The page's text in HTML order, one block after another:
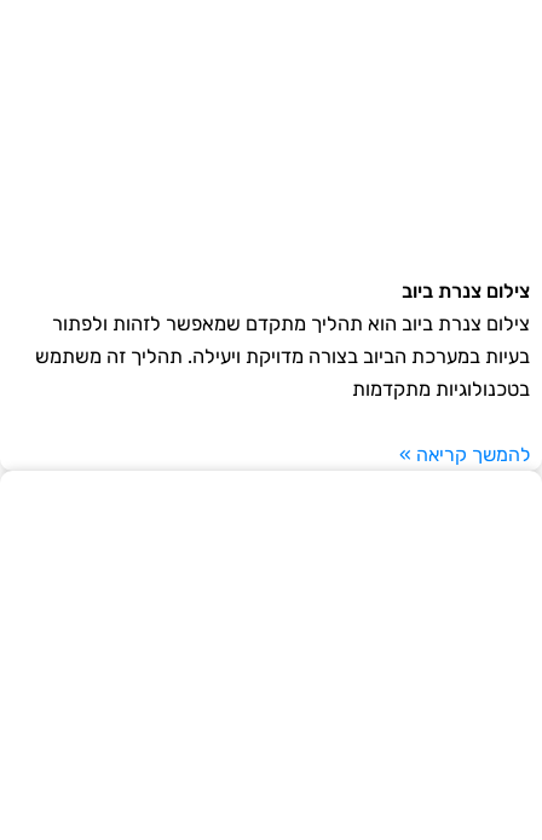
צילום צנרת ביוב
צילום צנרת ביוב הוא תהליך מתקדם שמאפשר לזהות ולפתור
בעיות במערכת הביוב בצורה מדויקת ויעילה. תהליך זה משתמש
בטכנולוגיות מתקדמות
להמשך קריאה »